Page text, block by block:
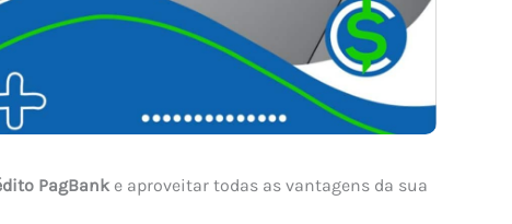
PagBank e aproveitar todas as vantagens da sua